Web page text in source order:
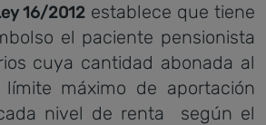
16/2012 establece que tiene
el paciente pensionista
cuya cantidad abonada al
máximo de aportación
nivel de renta según el